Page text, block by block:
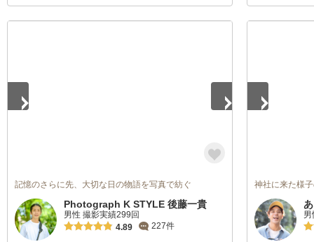
記憶のさらに先、大切な日の物語を写真で紡ぐ
Photograph K STYLE 後藤一貴
男性 撮影実績299回
4.89
227件
神社に来た様